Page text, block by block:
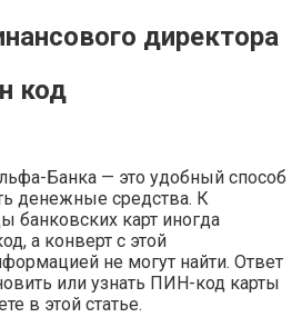
директора
код
Банка — это удобный способ
денежные средства. К
банковских карт иногда
а конверт с этой
не могут найти. Ответ
или узнать ПИН-код карты
в этой статье.